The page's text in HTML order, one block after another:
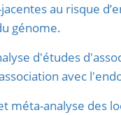
au risque
génome.
d'études
avec
méta-analyse des